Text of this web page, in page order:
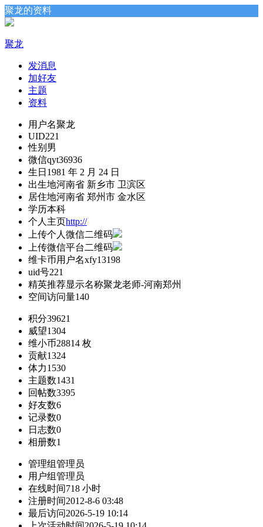
聚龙的资料
聚龙
发消息
加好友
主题
资料
用户名聚龙
UID221
性别 男
微信qyt36936
生日 1981 年 2 月 24 日
出生地河南省 新乡市 卫滨区
居住地河南省 郑州市 金水区
学历本科
个人主页http://
上传个人微信二维码
上传微信平台二维码
维卡币用户名xfy13198
uid号221
精英推荐显示名称聚龙老师-河南郑州
空间访问量140
积分39621
威望1304
维小币28814 枚
贡献1324
体力1530
主题数1431
回帖数3395
好友数6
记录数0
日志数0
相册数1
管理组管理员
用户组管理员
在线时间718 小时
注册时间2012-8-6 03:48
最后访问2026-5-19 10:14